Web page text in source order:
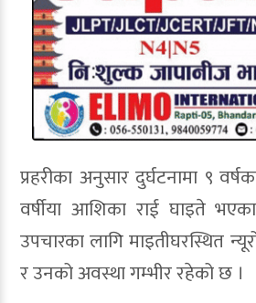
प्रहरीका अनुसार दुर्घटनामा ९
वर्षीया आशिका राई घाइते
उपचारका लागि माइतीघरस्थित
र उनको अवस्था गम्भीर रहेको छ ।